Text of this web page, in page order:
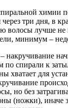
химии
три дня, в
волосы лучше не
минимум –
накручивание
по спирали к
хватает для
но без
(ножки), иначе